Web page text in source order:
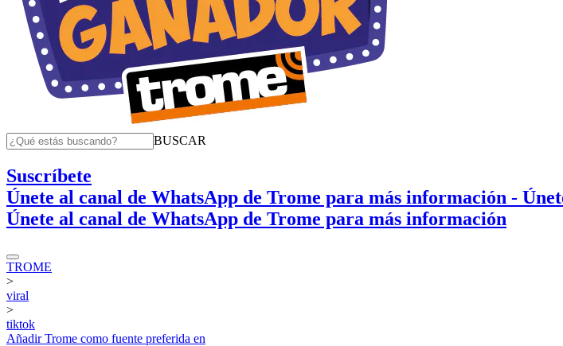
BUSCAR
Suscríbete
Únete al canal de WhatsApp de Trome para más información -
Únete al canal de WhatsApp de Trome para más información
TROME
>
viral
>
tiktok
AñadirTrome como fuente preferida en